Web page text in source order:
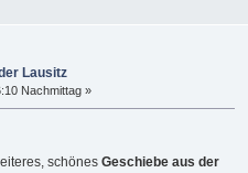
Lausitz
Nachmittag »
schönes Geschiebe aus der